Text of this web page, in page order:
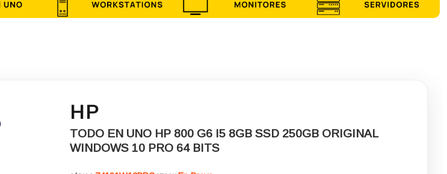
HP
TODO EN UNO HP 800 G6 I5 8GB SSD 250GB ORIGINAL
WINDOWS 10 PRO 64 BITS